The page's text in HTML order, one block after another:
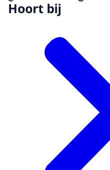
Hoort bij